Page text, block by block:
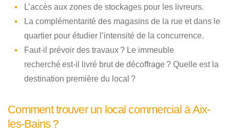
L’accès aux zones de stockages pour les livreurs.
La complémentarité des magasins de la rue et dans le
quartier pour étudier l’intensité de la concurrence.
Faut-il prévoir des travaux ? Le immeuble
recherché est-il livré brut de décoffrage ? Quelle est la
destination première du local ?
Comment trouver un local commercial à Aix-
les-Bains ?